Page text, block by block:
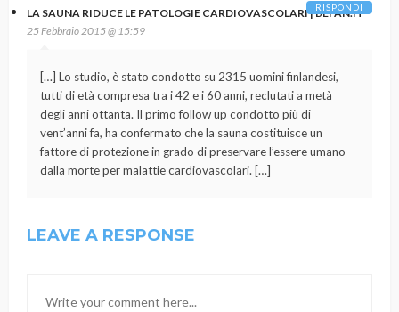
LA SAUNA RIDUCE LE PATOLOGIE CARDIOVASCOLARI | BEFAN.IT
25 Febbraio 2015 @ 15:59
[…] Lo studio, è stato condotto su 2315 uomini finlandesi,
tutti di età compresa tra i 42 e i 60 anni, reclutati a metà
degli anni ottanta. Il primo follow up condotto più di
vent’anni fa, ha confermato che la sauna costituisce un
fattore di protezione in grado di preservare l’essere umano
dalla morte per malattie cardiovascolari. […]
RISPONDI
LEAVE A RESPONSE